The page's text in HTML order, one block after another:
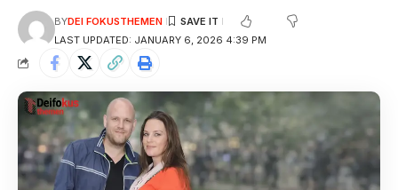
LAST UPDATED: JANUARY 6, 2026 4:39 PM
BYDEI FOKUSTHEMEN